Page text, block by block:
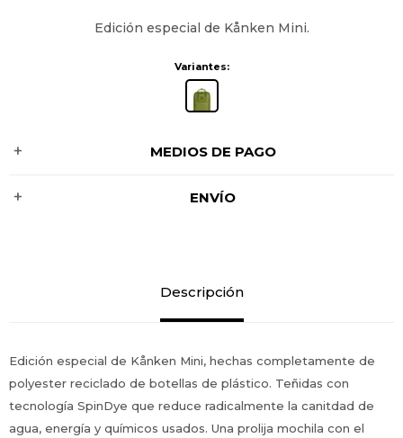
Edición especial de Kånken Mini.
Variantes:
MEDIOS DE PAGO
ENVÍO
Descripción
Edición especial de Kånken Mini, hechas completamente de
polyester reciclado de botellas de plástico. Teñidas con
tecnología SpinDye que reduce radicalmente la canitdad de
agua, energía y químicos usados. Una prolija mochila con el